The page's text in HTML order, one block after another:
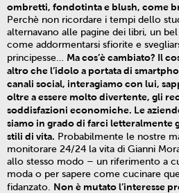
ombretti, fondotinta e blush, come
Perchè non ricordare i tempi dello
alternavano alle pagine dei libri, un
come addormentarsi sfiorite e
principesse… Ma cos’è cambiato? Il
altro che l’idolo a portata di
canali social, interagiamo con lui,
oltre a essere molto divertente, gli
soddisfazioni economiche. Le
siamo in grado di farci letteralmente
stili di vita. Probabilmente le nostre
monitorare 24/24 la vita di Gianni
allo stesso modo – un riferimento a
moda o per sapere come cucinare
fidanzato. Non è mutato l’interesse